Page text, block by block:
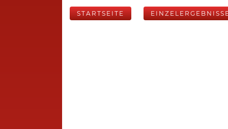
STARTSEITE